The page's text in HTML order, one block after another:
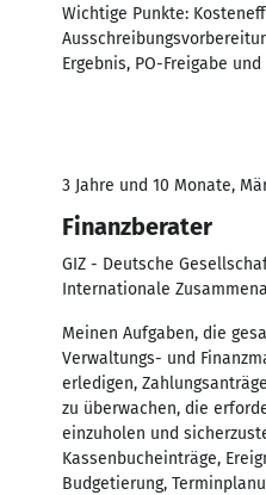
Wichtige Punkte:
Ergebnis, PO-Freigabe und
3 Jahre und 10 Monate,
Finanzberater
GIZ - Deutsche
Internationale
Meinen Aufgaben, die
Verwaltungs- und
erledigen,
zu überwachen, die
einzuholen und
Kassenbucheinträge,
Budgetierung,